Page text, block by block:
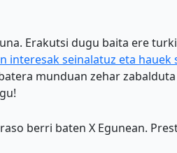
Erakutsi dugu baita ere
seinalatuz eta hauek
munduan zehar
berri baten X Egunean.